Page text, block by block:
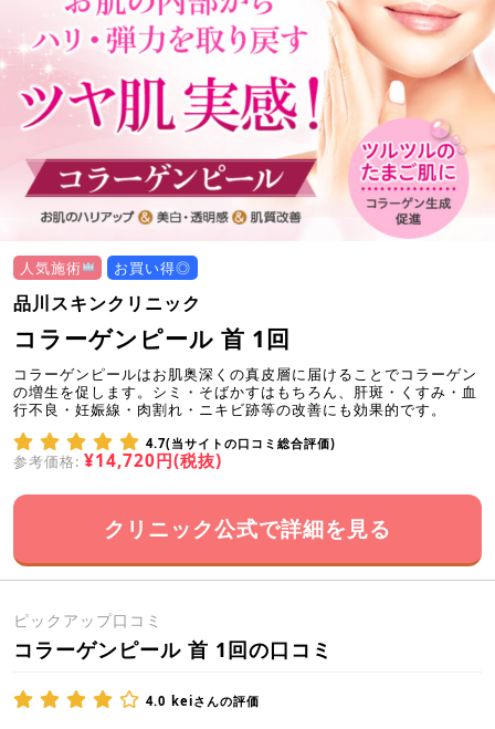
人気施術 お買い得◎
品川スキンクリニック
コラーゲンピール 首 1回
コラーゲンピールはお肌奥深くの真皮層に届けることでコラーゲン
の増生を促します。シミ・そばかすはもちろん、肝斑・くすみ・血
行不良・妊娠線・肉割れ・ニキビ跡等の改善にも効果的です。
4.7(当サイトの口コミ総合評価)
参考価格: ¥14,720円(税抜)
クリニック公式で詳細を見る
ピックアップ口コミ
コラーゲンピール 首 1回の口コミ
4.0 keiさんの評価